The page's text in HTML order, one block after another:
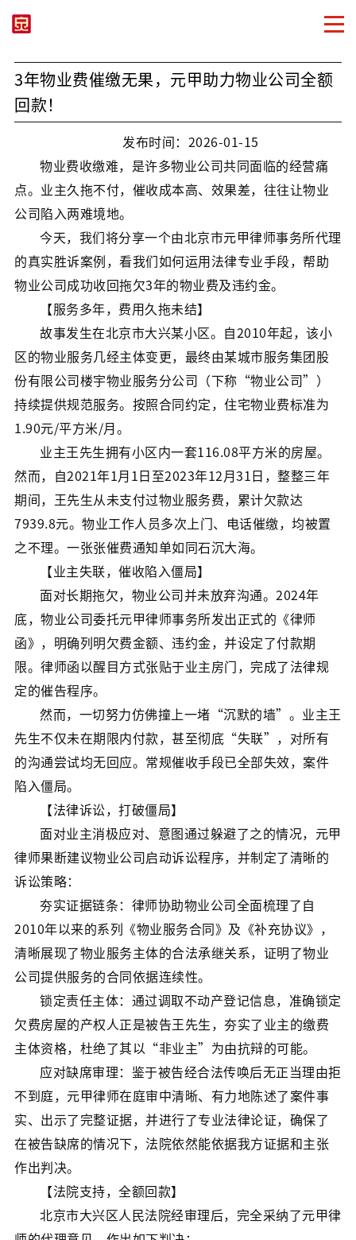
3年物业费催缴无果，元甲助力物业公司全额
回款！
发布时间：2026-01-15
物业费收缴难，是许多物业公司共同面临的经营痛
点。业主久拖不付，催收成本高、效果差，往往让物业
公司陷入两难境地。
今天，我们将分享一个由北京市元甲律师事务所代理
的真实胜诉案例，看我们如何运用法律专业手段，帮助
物业公司成功收回拖欠3年的物业费及违约金。
【服务多年，费用久拖未结】
故事发生在北京市大兴某小区。自2010年起，该小
区的物业服务几经主体变更，最终由某城市服务集团股
份有限公司楼宇物业服务分公司（下称“物业公司”）
持续提供规范服务。按照合同约定，住宅物业费标准为
1.90元/平方米/月。
业主王先生拥有小区内一套116.08平方米的房屋。
然而，自2021年1月1日至2023年12月31日，整整三年
期间，王先生从未支付过物业服务费，累计欠款达
7939.8元。物业工作人员多次上门、电话催缴，均被置
之不理。一张张催费通知单如同石沉大海。
【业主失联，催收陷入僵局】
面对长期拖欠，物业公司并未放弃沟通。2024年
底，物业公司委托元甲律师事务所发出正式的《律师
函》，明确列明欠费金额、违约金，并设定了付款期
限。律师函以醒目方式张贴于业主房门，完成了法律规
定的催告程序。
然而，一切努力仿佛撞上一堵“沉默的墙”。业主王
先生不仅未在期限内付款，甚至彻底“失联”，对所有
的沟通尝试均无回应。常规催收手段已全部失效，案件
陷入僵局。
【法律诉讼，打破僵局】
面对业主消极应对、意图通过躲避了之的情况，元甲
律师果断建议物业公司启动诉讼程序，并制定了清晰的
诉讼策略：
夯实证据链条：律师协助物业公司全面梳理了自
2010年以来的系列《物业服务合同》及《补充协议》，
清晰展现了物业服务主体的合法承继关系，证明了物业
公司提供服务的合同依据连续性。
锁定责任主体：通过调取不动产登记信息，准确锁定
欠费房屋的产权人正是被告王先生，夯实了业主的缴费
主体资格，杜绝了其以“非业主”为由抗辩的可能。
应对缺席审理：鉴于被告经合法传唤后无正当理由拒
不到庭，元甲律师在庭审中清晰、有力地陈述了案件事
实、出示了完整证据，并进行了专业法律论证，确保了
在被告缺席的情况下，法院依然能依据我方证据和主张
作出判决。
【法院支持，全额回款】
北京市大兴区人民法院经审理后，完全采纳了元甲律